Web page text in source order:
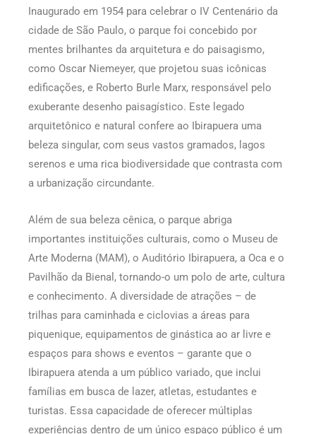
Inaugurado em 1954 para celebrar o IV Centenário da
cidade de São Paulo, o parque foi concebido por
mentes brilhantes da arquitetura e do paisagismo,
como Oscar Niemeyer, que projetou suas icônicas
edificações, e Roberto Burle Marx, responsável pelo
exuberante desenho paisagístico. Este legado
arquitetônico e natural confere ao Ibirapuera uma
beleza singular, com seus vastos gramados, lagos
serenos e uma rica biodiversidade que contrasta com
a urbanização circundante.
Além de sua beleza cênica, o parque abriga
importantes instituições culturais, como o Museu de
Arte Moderna (MAM), o Auditório Ibirapuera, a Oca e o
Pavilhão da Bienal, tornando-o um polo de arte, cultura
e conhecimento. A diversidade de atrações – de
trilhas para caminhada e ciclovias a áreas para
piquenique, equipamentos de ginástica ao ar livre e
espaços para shows e eventos – garante que o
Ibirapuera atenda a um público variado, que inclui
famílias em busca de lazer, atletas, estudantes e
turistas. Essa capacidade de oferecer múltiplas
experiências dentro de um único espaço público é um